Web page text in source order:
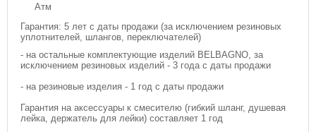
Атм
Гарантия: 5 лет с даты продажи (за исключением резиновых
уплотнителей, шлангов, переключателей)
- на остальные комплектующие изделий BELBAGNO, за
исключением резиновых изделий - 3 года с даты продажи
- на резиновые изделия - 1 год с даты продажи
Гарантия на аксессуары к смесителю (гибкий шланг, душевая
лейка, держатель для лейки) составляет 1 год